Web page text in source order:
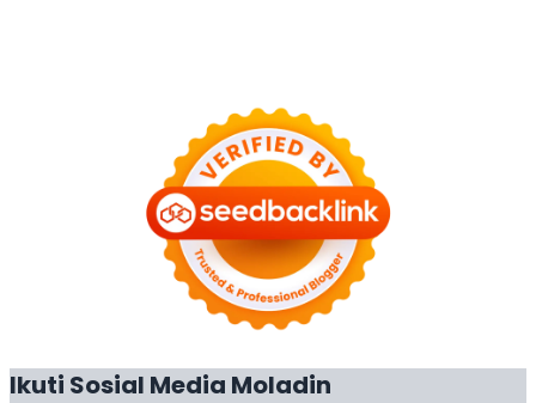
Ikuti Sosial Media Moladin